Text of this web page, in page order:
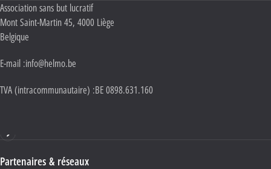
Adresse :
Association sans but lucratif
Mont Saint-Martin 45, 4000 Liège
Belgique
E-mail :info@helmo.be
TVA (intracommunautaire) :BE 0898.631.160
Partenaires & réseaux